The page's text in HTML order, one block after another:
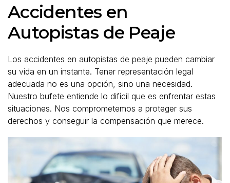
Accidentes en
Autopistas de Peaje
Los accidentes en autopistas de peaje pueden cambiar
su vida en un instante. Tener representación legal
adecuada no es una opción, sino una necesidad.
Nuestro bufete entiende lo difícil que es enfrentar estas
situaciones. Nos comprometemos a proteger sus
derechos y conseguir la compensación que merece.